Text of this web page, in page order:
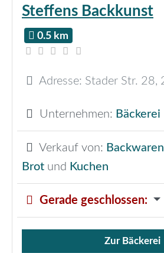
Steffens Backkunst
0.5 km
Adresse: Stader Str. 28,
Unternehmen: Bäckerei
Verkauf von: Backwaren
Brot und Kuchen
Gerade geschlossen:
Verkauf von Brötchen,
Zur Bäckerei